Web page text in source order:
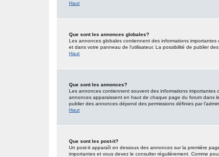
Haut
Que sont les annonces globales?
Les annonces globales contiennent des informations
et dans votre panneau de l’utilisateur. La possibilité de publier
Haut
Que sont les annonces?
Les annonces contiennent souvent des informations
annonces apparaissent en haut de chaque page du forum dans
publier des annonces dépend des permissions définies par
Haut
Que sont les post-it?
Un post-it apparaît en dessous des annonces sur la première
importantes et vous devez le consulter régulièrement. Comme